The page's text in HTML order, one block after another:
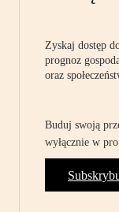
Zyskaj dostęp
prognoz
oraz
Buduj swoją
wyłącznie w